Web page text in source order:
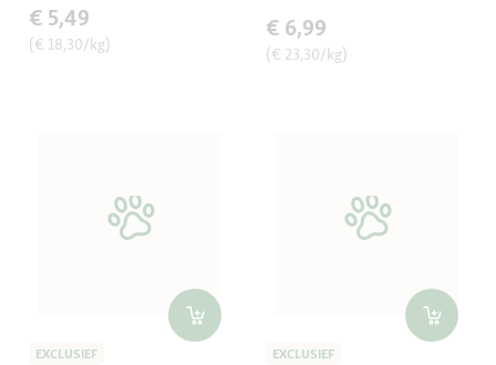
€ 5,49
(€ 18,30/kg)
€ 6,99
(€ 23,30/kg)
EXCLUSIEF EXCLUSIEF